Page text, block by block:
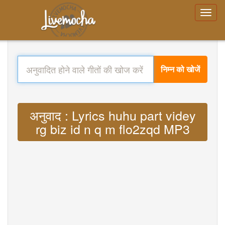
निम्न को खोजें
अनुवाद : Lyrics huhu part videy
rg biz id n q m flo2zqd MP3